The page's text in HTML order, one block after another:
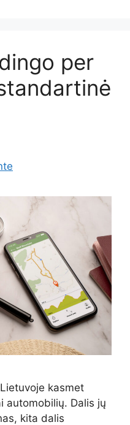
per
kasmet
automobilių. Dalis jų
kita dalis